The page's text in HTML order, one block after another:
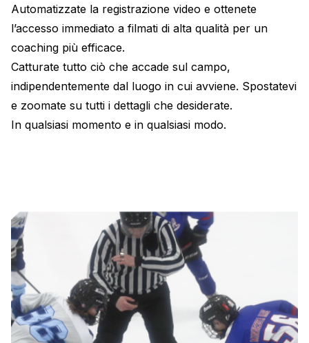
Automatizzate la registrazione video e ottenete
l’accesso immediato a filmati di alta qualità per un
coaching più efficace.
Catturate tutto ciò che accade sul campo,
indipendentemente dal luogo in cui avviene. Spostatevi
e zoomate su tutti i dettagli che desiderate.
In qualsiasi momento e in qualsiasi modo.